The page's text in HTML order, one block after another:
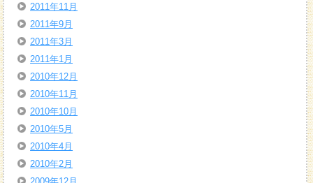
2011年11月
2011年9月
2011年3月
2011年1月
2010年12月
2010年11月
2010年10月
2010年5月
2010年4月
2010年2月